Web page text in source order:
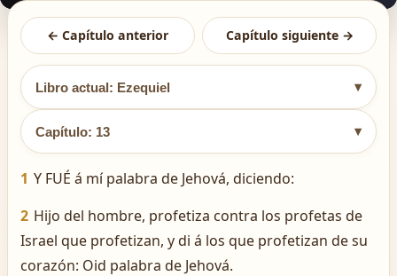
← Capítulo anterior Capítulo siguiente →
Libro actual: Ezequiel ▾
Capítulo: 13 ▾
1 Y FUÉ á mí palabra de Jehová, diciendo:
2 Hijo del hombre, profetiza contra los profetas de
Israel que profetizan, y di á los que profetizan de su
corazón: Oid palabra de Jehová.